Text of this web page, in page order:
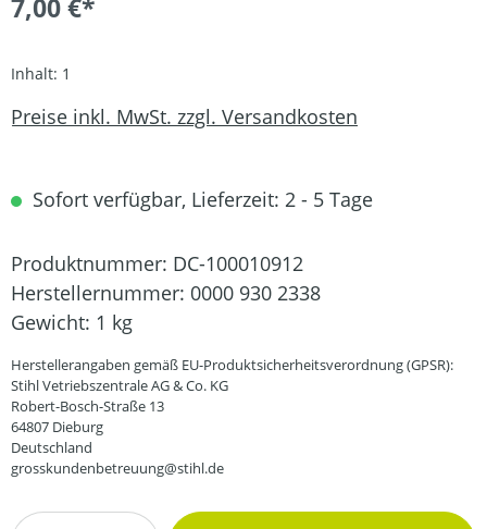
7,00 €*
Inhalt: 1
Preise inkl. MwSt. zzgl. Versandkosten
Sofort verfügbar, Lieferzeit: 2 - 5 Tage
Produktnummer: DC-100010912
Herstellernummer: 0000 930 2338
Gewicht: 1 kg
Herstellerangaben gemäß EU-Produktsicherheitsverordnung (GPSR):
Stihl Vetriebszentrale AG & Co. KG
Robert-Bosch-Straße 13
64807 Dieburg
Deutschland
grosskundenbetreuung@stihl.de